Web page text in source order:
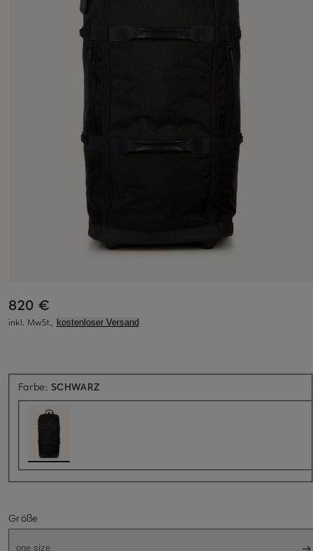
820 €
inkl. MwSt., kostenloser Versand
Farbe: SCHWARZ
Größe
one size